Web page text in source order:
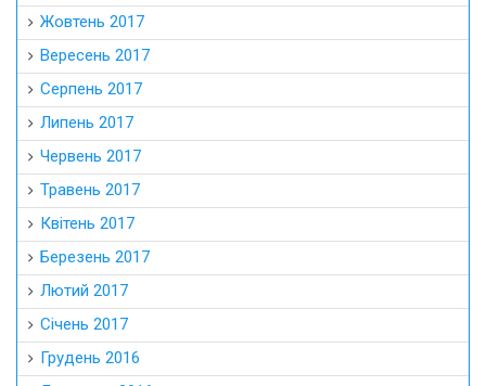
Жовтень 2017
Вересень 2017
Серпень 2017
Липень 2017
Червень 2017
Травень 2017
Квітень 2017
Березень 2017
Лютий 2017
Січень 2017
Грудень 2016